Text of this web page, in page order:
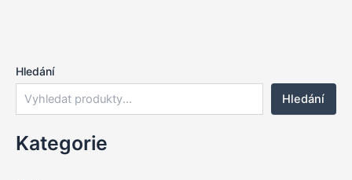
Hledání
Hledání
Kategorie